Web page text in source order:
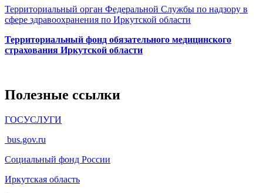
Территориальный орган Федеральной Службы по надзору в
сфере здравоохранения по Иркутской области
Территориальный фонд обязательного медицинского
страхования Иркутской области
Полезные ссылки
ГОСУСЛУГИ
bus.gov.ru
Социальный фонд России
Иркутская область